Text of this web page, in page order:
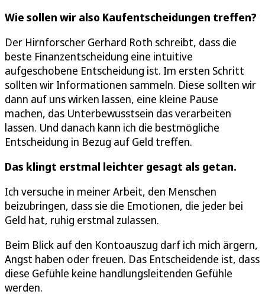
Wie sollen wir also Kaufentscheidungen treffen?
Der Hirnforscher Gerhard Roth schreibt, dass die
beste Finanzentscheidung eine intuitive
aufgeschobene Entscheidung ist. Im ersten Schritt
sollten wir Informationen sammeln. Diese sollten wir
dann auf uns wirken lassen, eine kleine Pause
machen, das Unterbewusstsein das verarbeiten
lassen. Und danach kann ich die bestmögliche
Entscheidung in Bezug auf Geld treffen.
Das klingt erstmal leichter gesagt als getan.
Ich versuche in meiner Arbeit, den Menschen
beizubringen, dass sie die Emotionen, die jeder bei
Geld hat, ruhig erstmal zulassen.
Beim Blick auf den Kontoauszug darf ich mich ärgern,
Angst haben oder freuen. Das Entscheidende ist, dass
diese Gefühle keine handlungsleitenden Gefühle
werden.